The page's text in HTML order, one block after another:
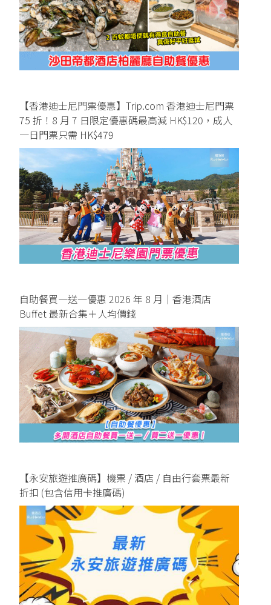
【香港迪士尼門票優惠】Trip.com 香港迪士尼門票
75 折！8 月 7 日限定優惠碼最高減 HK$120，成人
一日門票只需 HK$479
自助餐買一送一優惠 2026 年 8 月｜香港酒店
Buffet 最新合集＋人均價錢
【永安旅遊推廣碼】機票 / 酒店 / 自由行套票最新
折扣 (包含信用卡推廣碼)